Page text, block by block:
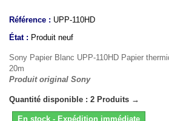
Référence : UPP-110HD
État : Produit neuf
Sony Papier Blanc UPP-110HD Papier
20m
Produit original Sony
Quantité disponible : 2 Produits →
En stock - Expédition immédiate